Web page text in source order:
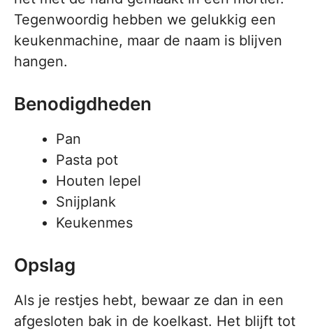
Tegenwoordig hebben we gelukkig een
keukenmachine, maar de naam is blijven
hangen.
Benodigdheden
Pan
Pasta pot
Houten lepel
Snijplank
Keukenmes
Opslag
Als je restjes hebt, bewaar ze dan in een
afgesloten bak in de koelkast. Het blijft tot